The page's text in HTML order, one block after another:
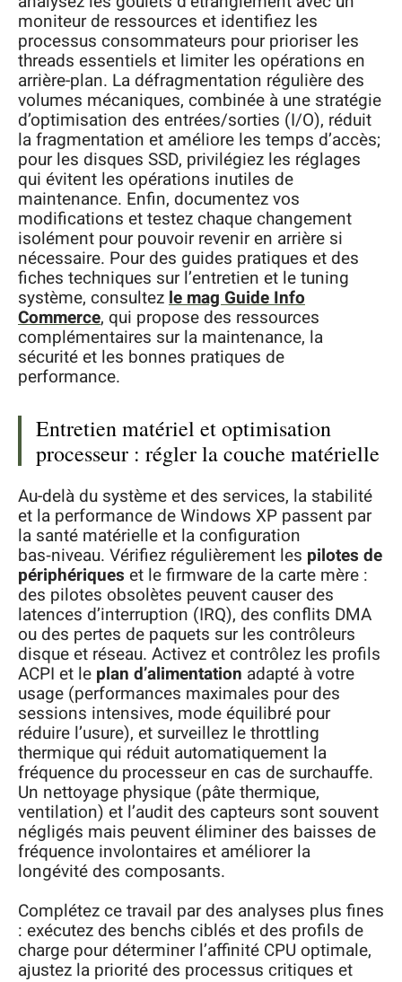
moniteur de ressources et identifiez les
processus consommateurs pour prioriser les
threads essentiels et limiter les opérations en
arrière-plan. La défragmentation régulière des
volumes mécaniques, combinée à une stratégie
d’optimisation des entrées/sorties (I/O), réduit
la fragmentation et améliore les temps d’accès;
pour les disques SSD, privilégiez les réglages
qui évitent les opérations inutiles de
maintenance. Enfin, documentez vos
modifications et testez chaque changement
isolément pour pouvoir revenir en arrière si
nécessaire. Pour des guides pratiques et des
fiches techniques sur l’entretien et le tuning
système, consultezle mag Guide Info
Commerce, qui propose des ressources
complémentaires sur la maintenance, la
sécurité et les bonnes pratiques de
performance.
Entretien matériel et optimisation
processeur : régler la couche matérielle
Au-delà du système et des services, la stabilité
et la performance de Windows XP passent par
la santé matérielle et la configuration
bas‑niveau. Vérifiez régulièrement les pilotes de
périphériques et le firmware de la carte mère :
des pilotes obsolètes peuvent causer des
latences d’interruption (IRQ), des conflits DMA
ou des pertes de paquets sur les contrôleurs
disque et réseau. Activez et contrôlez les profils
ACPI et le plan d’alimentation adapté à votre
usage (performances maximales pour des
sessions intensives, mode équilibré pour
réduire l’usure), et surveillez le throttling
thermique qui réduit automatiquement la
fréquence du processeur en cas de surchauffe.
Un nettoyage physique (pâte thermique,
ventilation) et l’audit des capteurs sont souvent
négligés mais peuvent éliminer des baisses de
fréquence involontaires et améliorer la
longévité des composants.
Complétez ce travail par des analyses plus fines
: exécutez des benchs ciblés et des profils de
charge pour déterminer l’affinité CPU optimale,
ajustez la priorité des processus critiques et